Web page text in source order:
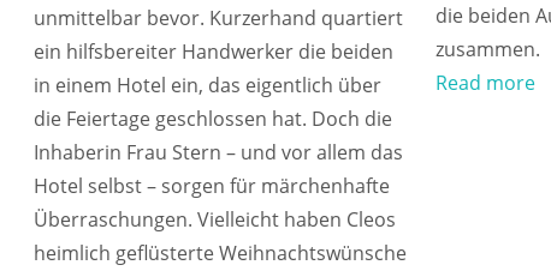
unmittelbar bevor. Kurzerhand quartiert
ein hilfsbereiter Handwerker die beiden
in einem Hotel ein, das eigentlich über
die Feiertage geschlossen hat. Doch die
Inhaberin Frau Stern – und vor allem das
Hotel selbst – sorgen für märchenhafte
Überraschungen. Vielleicht haben Cleos
heimlich geflüsterte Weihnachtswünsche
die beiden
zusammen.
Read more